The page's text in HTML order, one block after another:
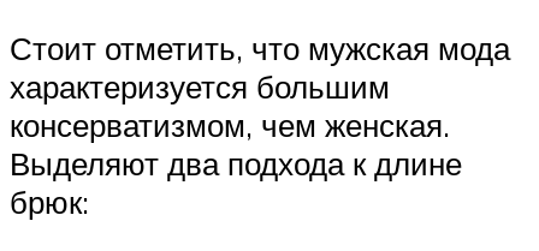
Стоит отметить, что мужская мода
характеризуется большим
консерватизмом, чем женская.
Выделяют два подхода к длине
брюк: